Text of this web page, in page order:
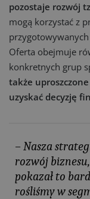
pozostaje rozwój
mogą korzystać z
Oferta obejmuje
konkretnych grup
także
uzyskać decyzję
– Nasza
rozwój
pokazał to
rośliśmy w